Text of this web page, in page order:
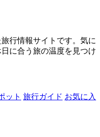
行情報サイトです。気に
に合う旅の温度を見つけ
ット 旅行ガイド お気に入